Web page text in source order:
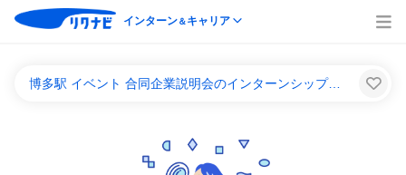
インターン＆キャリア
博多駅 イベント 合同企業説明会のインターンシップ＆キャリア一覧